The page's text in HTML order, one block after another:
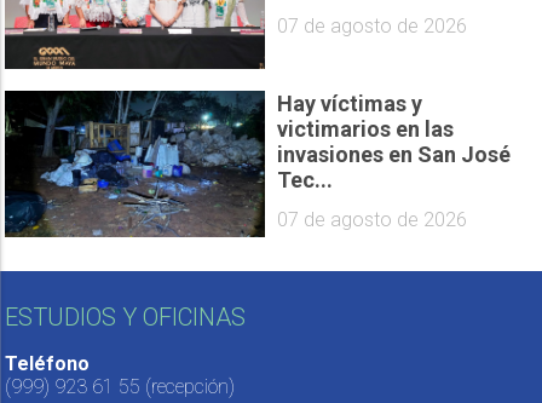
07 de agosto de 2026
Hay víctimas y
victimarios en las
invasiones en San José
Tec...
07 de agosto de 2026
ESTUDIOS Y OFICINAS
Teléfono
(999) 923 61 55 (recepción)